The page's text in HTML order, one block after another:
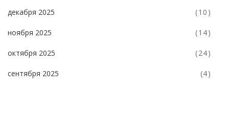
декабря 2025 (10)
ноября 2025 (14)
октября 2025 (24)
сентября 2025 (4)